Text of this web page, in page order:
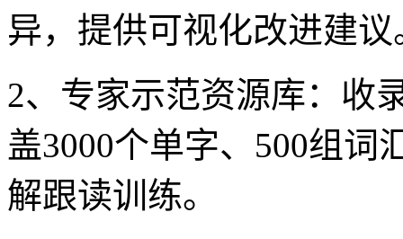
异，提供可视化改进建议
2、专家示范资源库：收
盖3000个单字、500组词
解跟读训练。